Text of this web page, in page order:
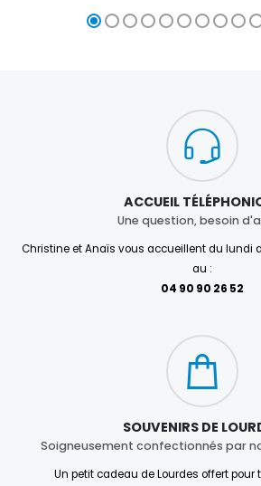
ACCUEIL
Une question, besoin
Christine et Anaïs vous accueillent du lundi
au :
04 90 90 26 52
SOUVENIRS DE
Soigneusement confectionnés par
Un petit cadeau de Lourdes offert